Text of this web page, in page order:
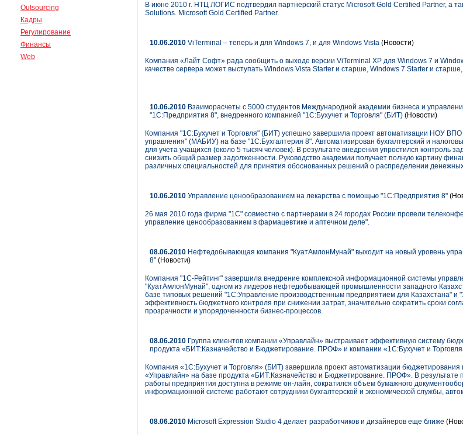
Outsourcing
Кадры
Регулирование
Финансы
Web
В июне 2010 г. НТЦ ЛОГИС подтвердил партнерский статус Microsoft Gold Certified Partner, а
Solutions. Microsoft Gold Certified Partner.
10.06.2010 ViTerminal – теперь и для Windows 7, и для Windows Vista (Новости)
Компания «Лайт Софт» рада сообщить о выходе версии ViTerminal XP для Windows 7 и
качестве сервера может выступать Windows Vista Starter и старше, Windows 7 Starter и
10.06.2010 Взаиморасчеты с 5000 студентов Международной академии бизнеса и
"1С:Предприятия 8", внедренного компанией "1С:Бухучет и Торговля" (БИТ) (Новости)
Компания "1С:Бухучет и Торговля" (БИТ) успешно завершила проект автоматизации НОУ
управления" (МАБИУ) на базе "1С:Бухгалтерия 8". Автоматизирован бухгалтерский и
для учета учащихся (около 5 тысяч человек). В результате внедрения упростился контроль
снизить общий размер задолженности. Руководство академии получает полную картину
различных специальностей для принятия обоснованных решений о распределении
10.06.2010 Управление ценообразованием на лекарства с помощью "1С:Предприятия 8"
26 мая 2010 года фирма "1С" совместно с партнерами в 24 городах России провели
управление ценообразованием в фармацевтике и аптечном деле".
08.06.2010 Нефтедобывающая компания "КуатАмлонМунай" выходит на новый уровень
8" (Новости)
Компания "1С-Рейтинг" завершила внедрение комплексной информационной системы
"КуатАмлонМунай", одном из лидеров нефтедобывающей промышленности западного
базе типовых решений "1С:Управление производственным предприятием для Казахстана" и
эффективность бюджетного контроля при снижении затрат, значительно сократить сроки
прозрачности и упорядоченности бизнес-процессов.
08.06.2010 Группа клиентов компании «Управлайн» выстраивает эффективную систему
продукта «БИТ:Казначейство и Бюджетирование. ПРОФ» и компании «1С:Бухучет и
Компания «1С:Бухучет и Торговля» (БИТ) завершила проект автоматизации
«Управлайн» на базе продукта «БИТ:Казначейство и Бюджетирование. ПРОФ». В результате
работы предприятия доступна в режиме он-лайн, сократился объем бумажного
информационной системе работают сотрудники бухгалтерской и экономической службы,
08.06.2010 Microsoft Expression Studio 4 делает разработчиков и дизайнеров еще ближе